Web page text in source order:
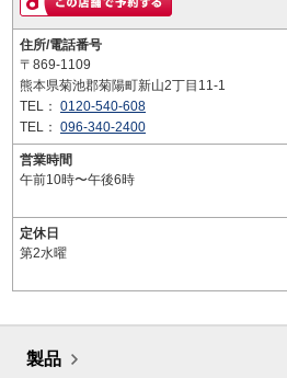
住所/電話番号
〒869-1109
熊本県菊池郡菊陽町新山2丁目11-1
TEL： 0120-540-608
TEL： 096-340-2400
営業時間
午前10時〜午後6時
定休日
第2水曜
製品